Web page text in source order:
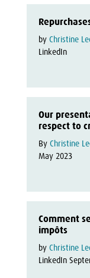
by Christine
LinkedIn
Our
respect to
By Christine
May 2023
Comment
impôts
by Christine
LinkedIn